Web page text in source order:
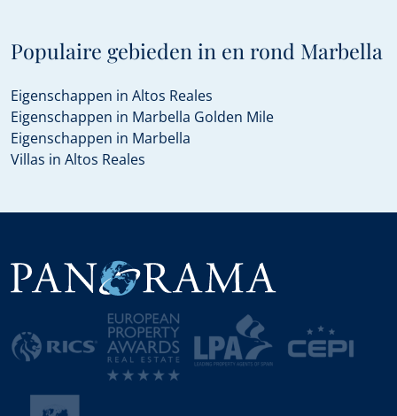
Populaire gebieden in en rond Marbella
Eigenschappen in Altos Reales
Eigenschappen in Marbella Golden Mile
Eigenschappen in Marbella
Villas in Altos Reales